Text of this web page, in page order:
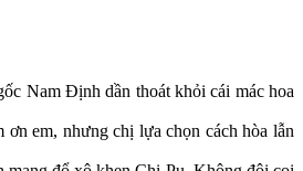
Nam Định dần thoát khỏi cái mác hoa
em, nhưng chị lựa chọn cách hòa lẫn